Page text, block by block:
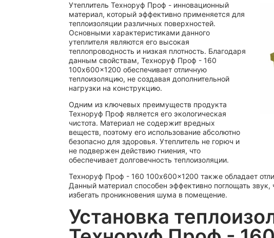
Утеплитель Техноруф Проф - инновационный
материал, который эффективно применяется для
теплоизоляции различных поверхностей.
Основными характеристиками данного
утеплителя являются его высокая
теплопроводность и низкая плотность. Благодаря
данным свойствам, Техноруф Проф - 160
100x600x1200 обеспечивает отличную
теплоизоляцию, не создавая дополнительной
нагрузки на конструкцию.
Одним из ключевых преимуществ продукта
Техноруф Проф является его экологическая
чистота. Материал не содержит вредных
веществ, поэтому его использование абсолютно
безопасно для здоровья. Утеплитель не горюч и
не подвержен действию гниения, что
обеспечивает долговечность теплоизоляции.
Техноруф Проф - 160 100x600x1200 также обладает
Данный материал способен эффективно поглощать
избегать проникновения шума в помещение.
Установка